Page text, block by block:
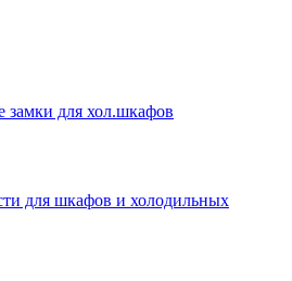
замки для хол.шкафов
для шкафов и холодильных